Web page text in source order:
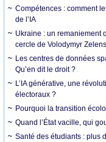
Compétences : comment
de l’IA
Ukraine : un remaniement
cercle de Volodymyr
Les centres de données
Qu’en dit le droit ?
L’IA générative, une
électoraux ?
Pourquoi la transition
Quand l’État vacille, qui
Santé des étudiants : plus